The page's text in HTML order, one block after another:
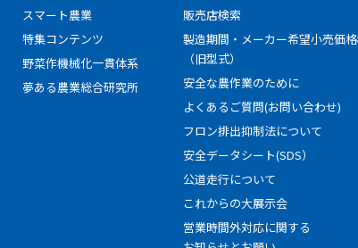
スマート農業
特集コンテンツ
野菜作機械化一貫体系
夢ある農業総合研究所
販売店検索
製造期間・メーカー希望小売価
（旧型式）
安全な農作業のために
よくあるご質問(お問い合わせ)
フロン排出抑制法について
安全データシート(SDS）
公道走行について
これからの大展示会
営業時間外対応に関する